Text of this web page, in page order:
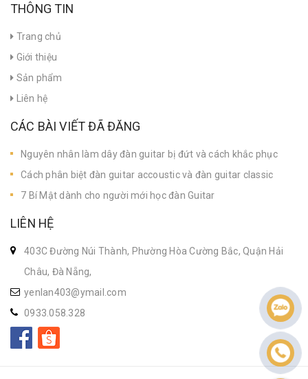
THÔNG TIN
Trang chủ
Giới thiệu
Sản phẩm
Liên hệ
CÁC BÀI VIẾT ĐÃ ĐĂNG
Nguyên nhân làm dây đàn guitar bị đứt và cách khắc phục
Cách phân biệt đàn guitar accoustic và đàn guitar classic
7 Bí Mật dành cho người mới học đàn Guitar
LIÊN HỆ
403C Đường Núi Thành, Phường Hòa Cường Bắc, Quận Hải
Châu, Đà Nẵng,
yenlan403@ymail.com
0933.058.328